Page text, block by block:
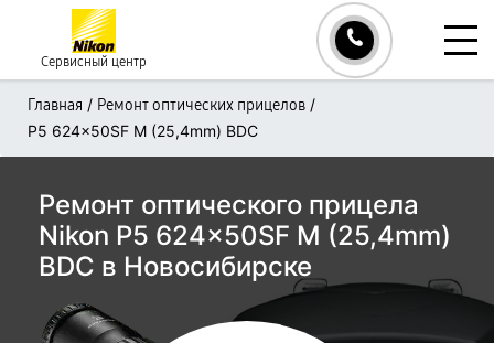
Сервисный центр
Главная / Ремонт оптических прицелов /
P5 624x50SF M (25,4mm) BDC
Ремонт оптического прицела
Nikon P5 624x50SF M (25,4mm)
BDC в Новосибирске